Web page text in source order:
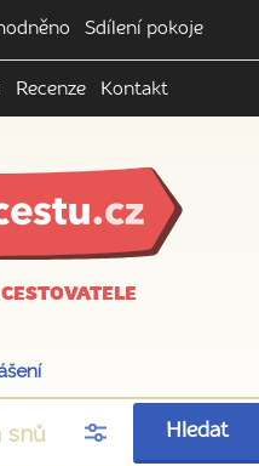
Sdílení pokoje
Recenze Kontakt
Hledat